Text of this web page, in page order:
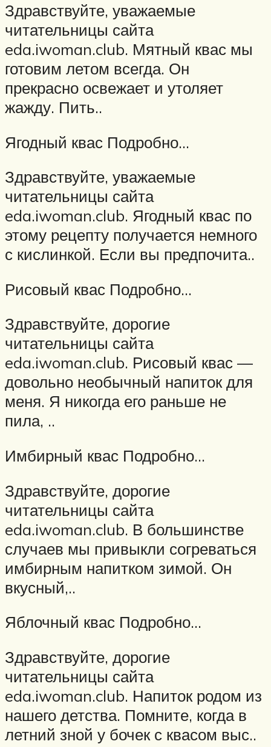
Здравствуйте, уважаемые
читательницы сайта
eda.iwoman.club. Мятный квас мы
готовим летом всегда. Он
прекрасно освежает и утоляет
жажду. Пить..
Ягодный квас Подробно…
Здравствуйте, уважаемые
читательницы сайта
eda.iwoman.club. Ягодный квас по
этому рецепту получается немного
с кислинкой. Если вы предпочита..
Рисовый квас Подробно…
Здравствуйте, дорогие
читательницы сайта
eda.iwoman.club. Рисовый квас —
довольно необычный напиток для
меня. Я никогда его раньше не
пила, ..
Имбирный квас Подробно…
Здравствуйте, дорогие
читательницы сайта
eda.iwoman.club. В большинстве
случаев мы привыкли согреваться
имбирным напитком зимой. Он
вкусный,..
Яблочный квас Подробно…
Здравствуйте, дорогие
читательницы сайта
eda.iwoman.club. Напиток родом из
нашего детства. Помните, когда в
летний зной у бочек с квасом выс..